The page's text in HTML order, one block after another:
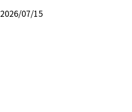
2026/07/15